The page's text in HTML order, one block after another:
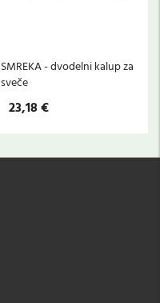
SMREKA - dvodelni kalup za
sveče
23,18 €